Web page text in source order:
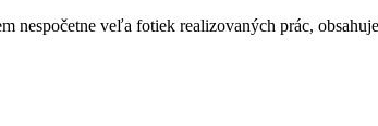
nespočetne veľa fotiek realizovaných prác,